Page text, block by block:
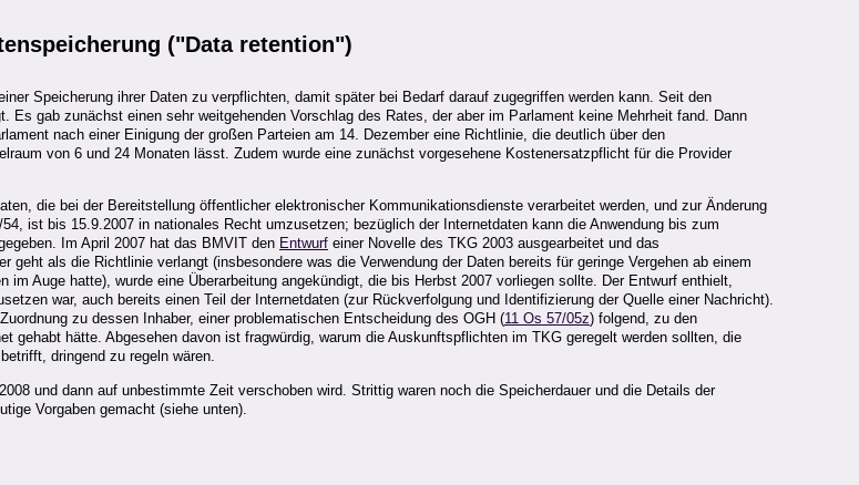
("Data retention")
Speicherung ihrer Daten zu verpflichten, damit später bei Bedarf darauf zugegriffen werden kann. Seit den
gab zunächst einen sehr weitgehenden Vorschlag des Rates, der aber im Parlament keine Mehrheit fand. Dann
nach einer Einigung der großen Parteien am 14. Dezember eine Richtlinie, die deutlich über den
von 6 und 24 Monaten lässt. Zudem wurde eine zunächst vorgesehene Kostenersatzpflicht für die Provider
die bei der Bereitstellung öffentlicher elektronischer Kommunikationsdienste verarbeitet werden, und zur Änderung
ist bis 15.9.2007 in nationales Recht umzusetzen; bezüglich der Internetdaten kann die Anwendung bis zum
Im April 2007 hat das BMVIT den Entwurf einer Novelle des TKG 2003 ausgearbeitet und das
als die Richtlinie verlangt (insbesondere was die Verwendung der Daten bereits für geringe Vergehen ab einem
Auge hatte), wurde eine Überarbeitung angekündigt, die bis Herbst 2007 vorliegen sollte. Der Entwurf enthielt,
war, auch bereits einen Teil der Internetdaten (zur Rückverfolgung und Identifizierung der Quelle einer Nachricht).
zu dessen Inhaber, einer problematischen Entscheidung des OGH (11 Os 57/05z) folgend, zu den
gehabt hätte. Abgesehen davon ist fragwürdig, warum die Auskunftspflichten im TKG geregelt werden sollten, die
dringend zu regeln wären.
und dann auf unbestimmte Zeit verschoben wird. Strittig waren noch die Speicherdauer und die Details der
Vorgaben gemacht (siehe unten).